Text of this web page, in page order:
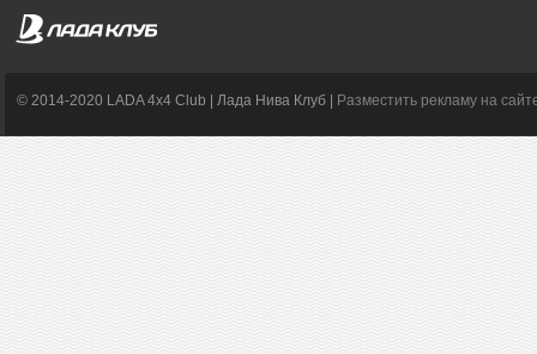
© 2014-2020 LADA 4x4 Club | Лада Нива Клуб | Разместить рекламу на